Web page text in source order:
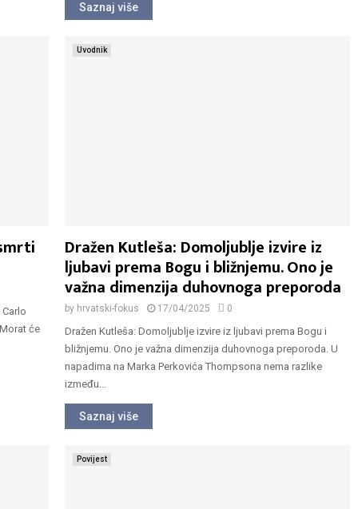
Saznaj više
će
Uvodnik
Dražen Kutleša: Domoljublje izvire iz
ljubavi prema Bogu i bližnjemu. Ono je
važna dimenzija duhovnoga preporoda
by hrvatski-fokus 17/04/2025 0
Dražen Kutleša: Domoljublje izvire iz ljubavi prema Bogu i
bližnjemu. Ono je važna dimenzija duhovnoga preporoda. U
napadima na Marka Perkovića Thompsona nema razlike
između...
Saznaj više
Povijest